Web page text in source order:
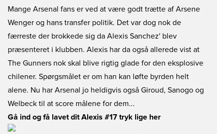
Mange Arsenal fans er ved at være godt trætte af Arsene
Wenger og hans transfer politik. Det var dog nok de
færreste der brokkede sig da Alexis Sanchez' blev
præsenteret i klubben. Alexis har da også allerede vist at
The Gunners nok skal blive rigtig glade for den eksplosive
chilener. Spørgsmålet er om han kan løfte byrden helt
alene. Nu har Arsenal jo heldigvis også Giroud, Sanogo og
Welbeck til at score målene for dem...
Gå ind og få lavet dit Alexis #17 tryk lige her